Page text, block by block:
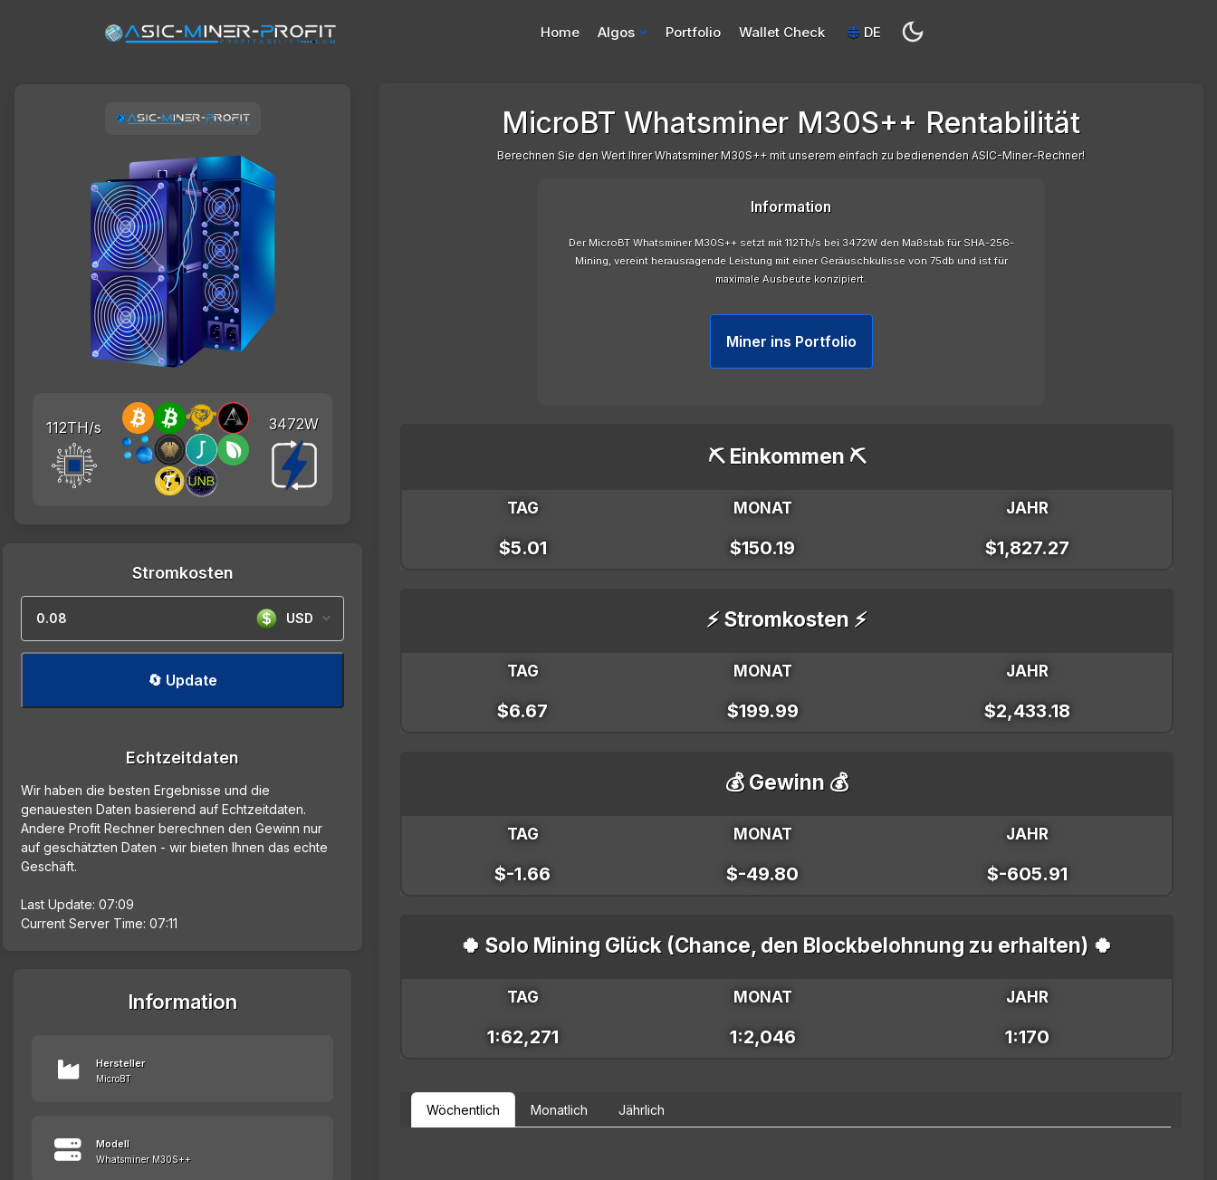
Home Algos Portfolio Wallet Check DE
112TH/s 3472W
Stromkosten
USD
🔄 Update
Echtzeitdaten
Wir haben die besten Ergebnisse und die
genauesten Daten basierend auf Echtzeitdaten.
Andere Profit Rechner berechnen den Gewinn nur
auf geschätzten Daten - wir bieten Ihnen das echte
Geschäft.
Last Update: 07:09
Current Server Time: 07:11
Information
Hersteller
MicroBT
Modell
Whatsminer M30S++
MicroBT Whatsminer M30S++ Rentabilität
Berechnen Sie den Wert Ihrer Whatsminer M30S++ mit unserem einfach zu bedienenden ASIC-Miner-Rechner!
Information
Der MicroBT Whatsminer M30S++ setzt mit 112Th/s bei 3472W den Maßstab für SHA-256-
Mining, vereint herausragende Leistung mit einer Geräuschkulisse von 75db und ist für
maximale Ausbeute konzipiert.
Miner ins Portfolio
⛏️ Einkommen ⛏️
TAG MONAT JAHR
$5.01 $150.19 $1,827.27
⚡ Stromkosten ⚡
TAG MONAT JAHR
$6.67 $199.99 $2,433.18
💰 Gewinn 💰
TAG MONAT JAHR
$-1.66 $-49.80 $-605.91
🍀 Solo Mining Glück (Chance, den Blockbelohnung zu erhalten) 🍀
TAG MONAT JAHR
1:62,271 1:2,046 1:170
Wöchentlich Monatlich Jährlich